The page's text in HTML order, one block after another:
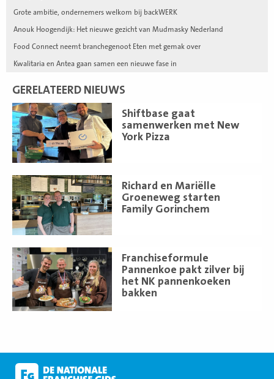
Grote ambitie, ondernemers welkom bij backWERK
Anouk Hoogendijk: Het nieuwe gezicht van Mudmasky Nederland
Food Connect neemt branchegenoot Eten met gemak over
Kwalitaria en Antea gaan samen een nieuwe fase in
GERELATEERD NIEUWS
Shiftbase gaat
samenwerken met New
York Pizza
Lees
meer
Richard en Mariëlle
Groeneweg starten
Family Gorinchem
Lees
meer
Franchiseformule
Pannenkoe pakt zilver bij
het NK pannenkoeken
bakken
Lees
meer